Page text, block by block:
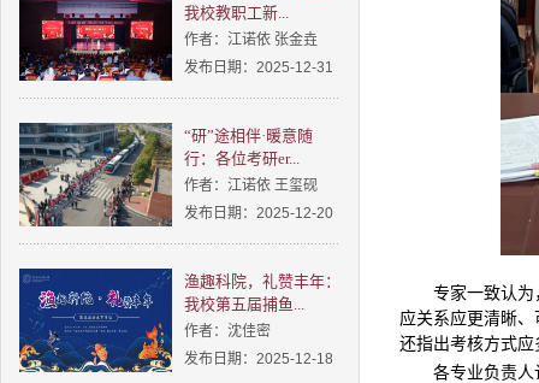
我校教职工新...
作者：江诺依 张金垚
发布日期：2025-12-31
“研”途相伴·暖意随
行：各位考研er...
作者：江诺依 王玺砚
发布日期：2025-12-20
渔趣科院，礼赞丰年：
我校第五届捕鱼...
作者：沈佳密
发布日期：2025-12-18
专家一致认
应关系应更清晰
还指出考核方式
各专业负责